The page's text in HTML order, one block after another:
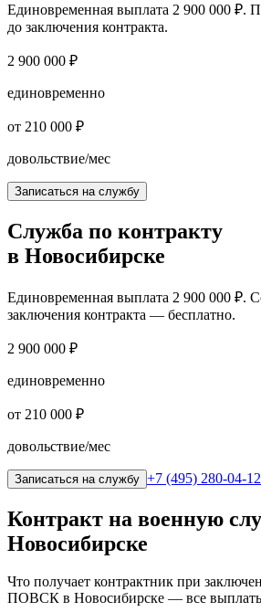
Единовременная выплата 2 900 000 ₽.
до заключения контракта.
2 900 000 ₽
единовременно
от 210 000 ₽
довольствие/мес
Записаться на службу
Служба по контракту
в Новосибирске
Единовременная выплата 2 900 000 ₽.
заключения контракта — бесплатно.
2 900 000 ₽
единовременно
от 210 000 ₽
довольствие/мес
Записаться на службу +7 (495) 280-04-12
Контракт на военную
Новосибирске
Что получает контрактник при
ПОВСК в Новосибирске — все